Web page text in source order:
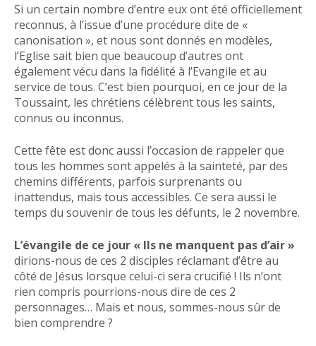
Si un certain nombre d’entre eux ont été officiellement
reconnus, à l’issue d’une procédure dite de «
canonisation », et nous sont donnés en modèles,
l’Eglise sait bien que beaucoup d’autres ont
également vécu dans la fidélité à l’Evangile et au
service de tous. C’est bien pourquoi, en ce jour de la
Toussaint, les chrétiens célèbrent tous les saints,
connus ou inconnus.
Cette fête est donc aussi l’occasion de rappeler que
tous les hommes sont appelés à la sainteté, par des
chemins différents, parfois surprenants ou
inattendus, mais tous accessibles. Ce sera aussi le
temps du souvenir de tous les défunts, le 2 novembre.
L’évangile de ce jour « Ils ne manquent pas d’air »
dirions-nous de ces 2 disciples réclamant d’être au
côté de Jésus lorsque celui-ci sera crucifié ! Ils n’ont
rien compris pourrions-nous dire de ces 2
personnages… Mais et nous, sommes-nous sûr de
bien comprendre ?